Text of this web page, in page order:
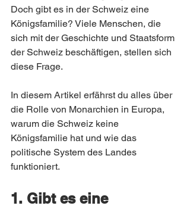
Doch gibt es in der Schweiz eine
Königsfamilie? Viele Menschen, die
sich mit der Geschichte und Staatsform
der Schweiz beschäftigen, stellen sich
diese Frage.
In diesem Artikel erfährst du alles über
die Rolle von Monarchien in Europa,
warum die Schweiz keine
Königsfamilie hat und wie das
politische System des Landes
funktioniert.
1. Gibt es eine